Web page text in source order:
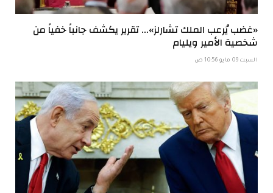
«غضب يُرعب الملك تشارلز»… تقرير يكشف جانباً خفياً من
شخصية الأمير ويليام
السبت 09 مايو 10:56 ص